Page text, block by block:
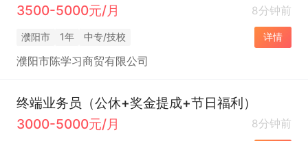
3500-5000元/月
8分钟前
濮阳市 1年 中专/技校 详情
濮阳市陈学习商贸有限公司
终端业务员（公休+奖金提成+节日福利）
3000-5000元/月
8分钟前